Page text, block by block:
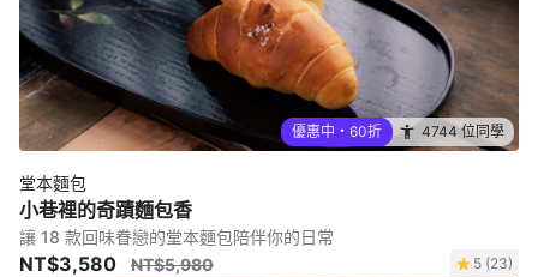
優惠中・60折 4744 位同學
堂本麵包
小巷裡的奇蹟麵包香
讓 18 款回味眷戀的堂本麵包陪伴你的日常
NT$3,580 NT$5,980 5 (23)